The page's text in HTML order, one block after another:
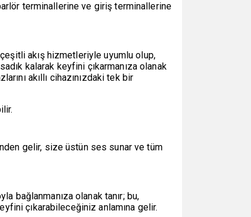
terminallerine ve giriş terminallerine
akış hizmetleriyle uyumlu olup,
kalarak keyfini çıkarmanıza olanak
akıllı cihazınızdaki tek bir
gelir, size üstün ses sunar ve tüm
bağlanmanıza olanak tanır; bu,
çıkarabileceğiniz anlamına gelir.